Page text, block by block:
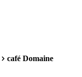
café Domaine